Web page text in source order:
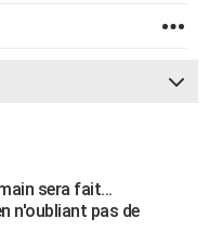
sera fait...
n'oubliant pas de